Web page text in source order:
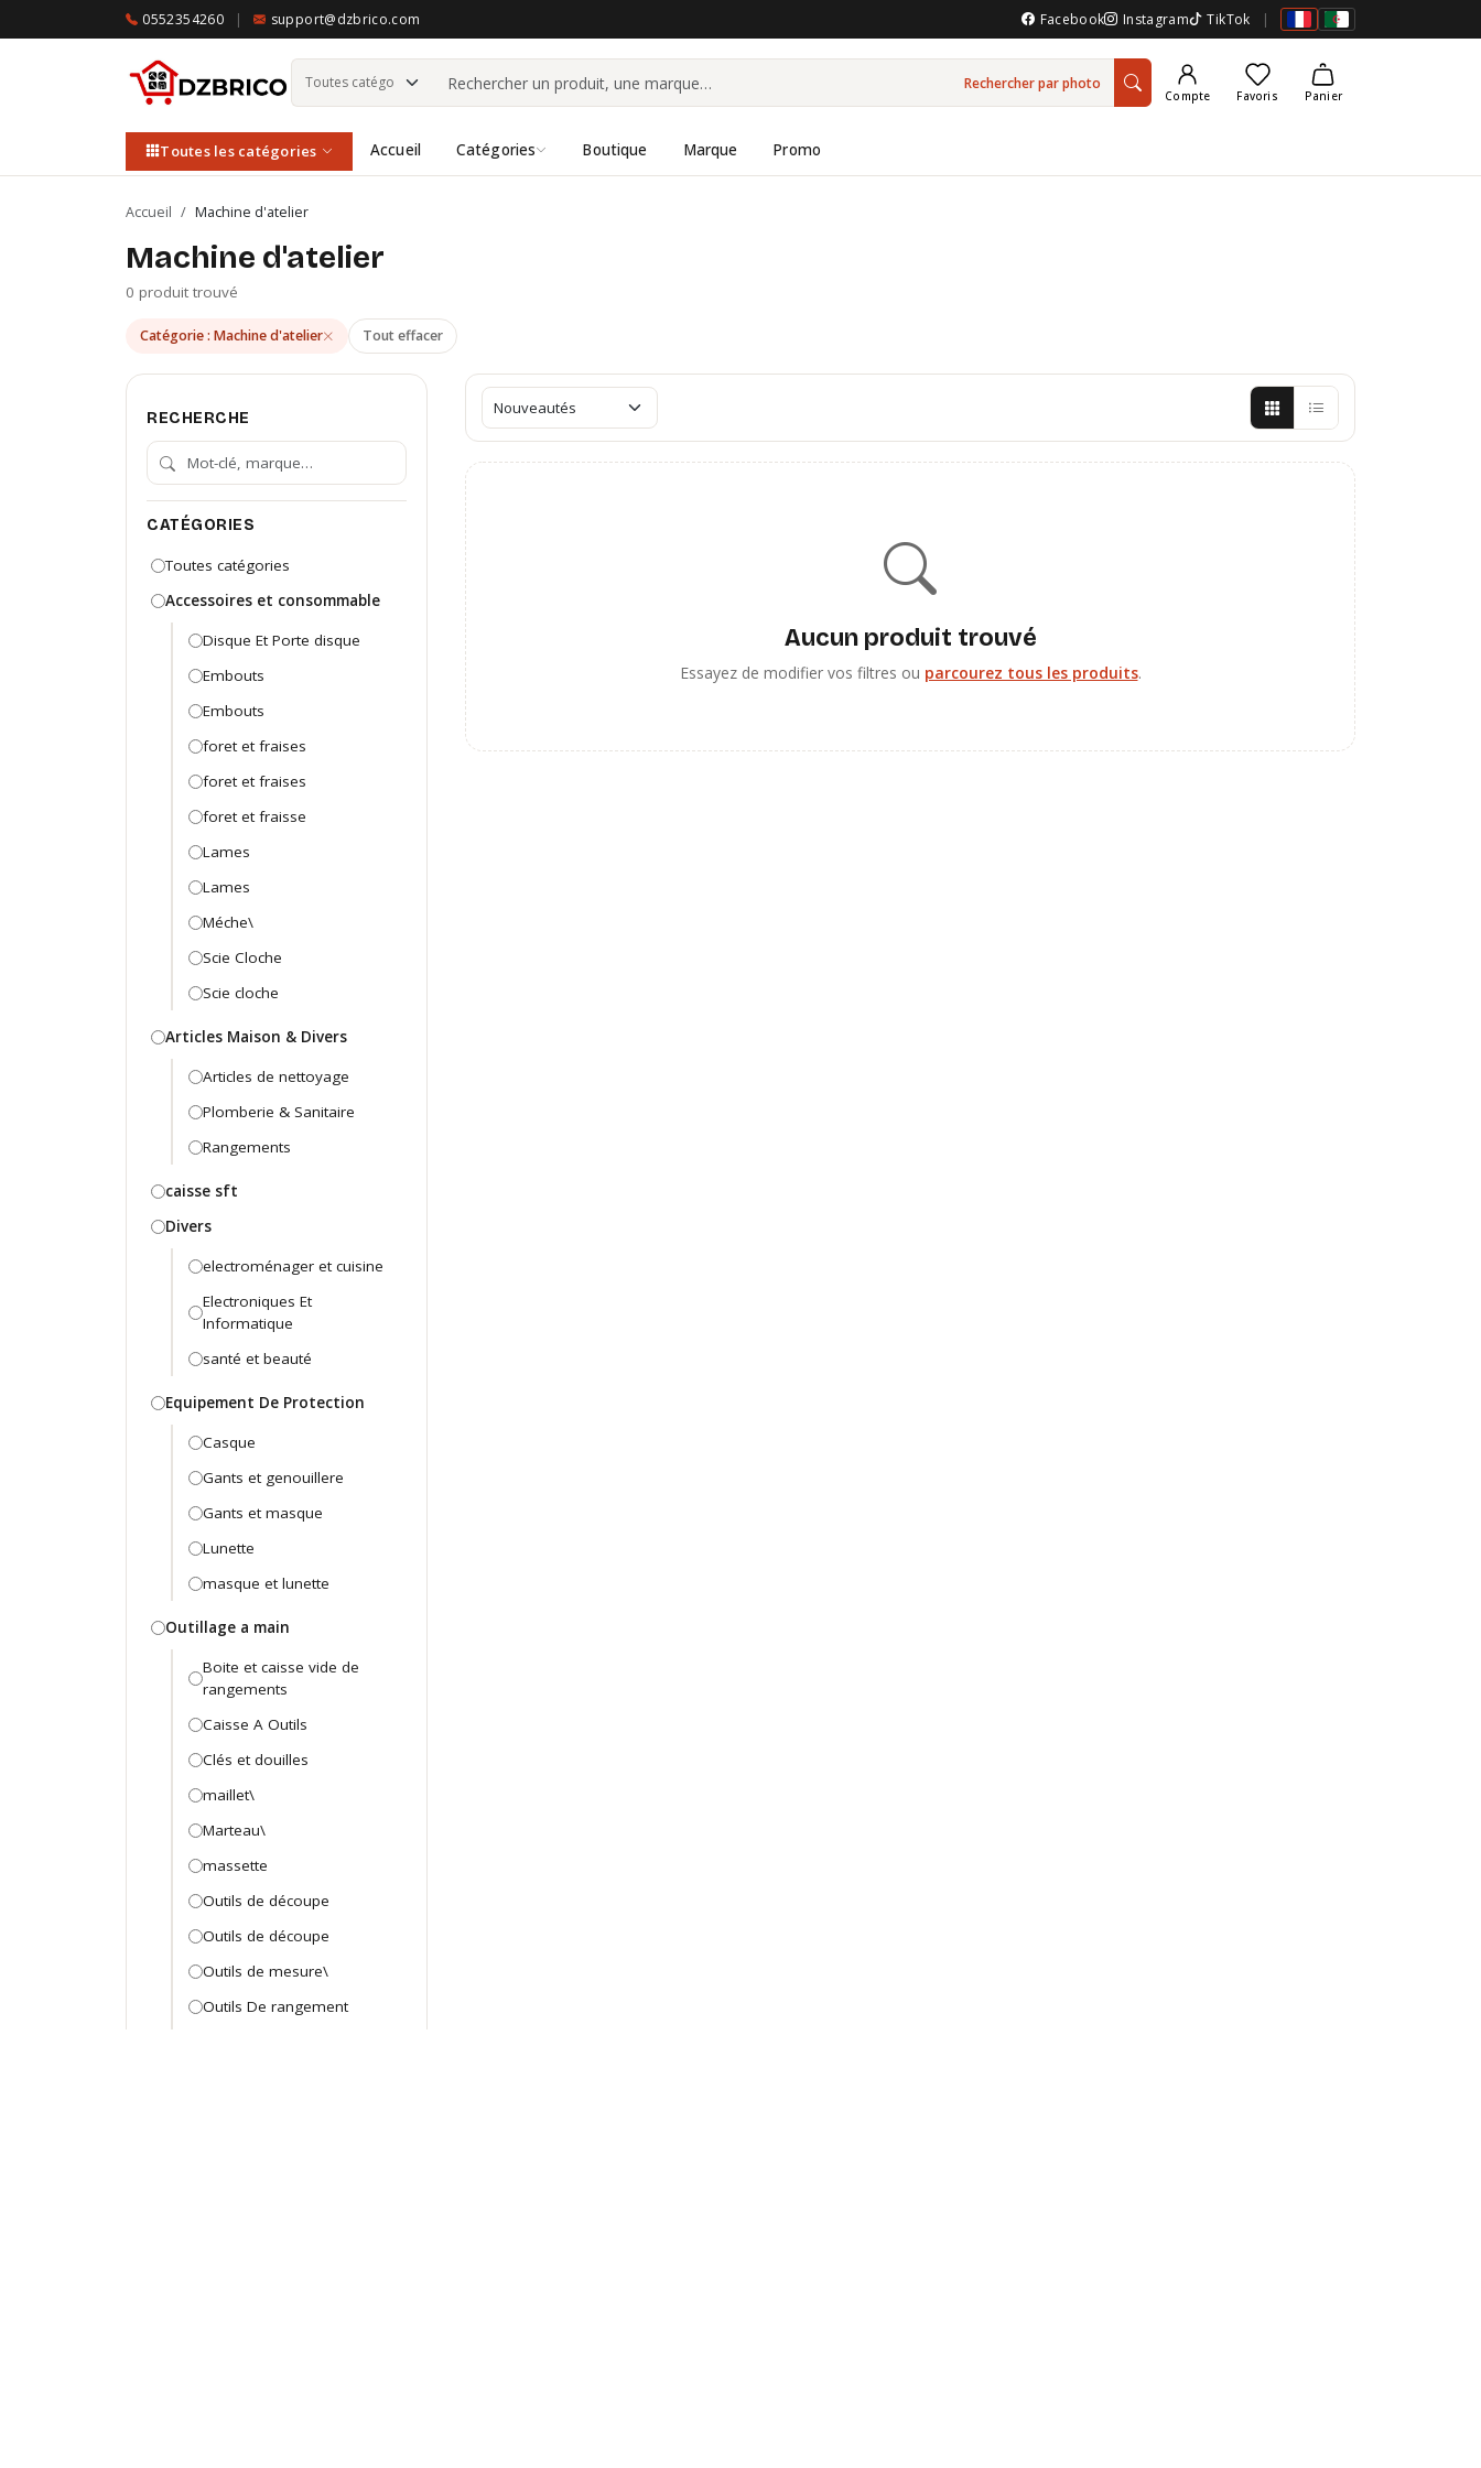
0552354260 | support@dzbrico.com Facebook Instagram TikTok |
Rechercher par photo
Compte Favoris Panier
Toutes les catégories Accueil Catégories Boutique Marque Promo
Accueil / Machine d'atelier
Machine d'atelier
0 produit trouvé
Catégorie : Machine d'atelier Tout effacer
RECHERCHE
CATÉGORIES
Toutes catégories
Accessoires et consommable
Disque Et Porte disque
Embouts
Embouts
foret et fraises
foret et fraises
foret et fraisse
Lames
Lames
Méche\
Scie Cloche
Scie cloche
Articles Maison & Divers
Articles de nettoyage
Plomberie & Sanitaire
Rangements
caisse sft
Divers
electroménager et cuisine
Electroniques Et
Informatique
santé et beauté
Equipement De Protection
Casque
Gants et genouillere
Gants et masque
Lunette
masque et lunette
Outillage a main
Boite et caisse vide de
rangements
Caisse A Outils
Clés et douilles
maillet\
Marteau\
massette
Outils de découpe
Outils de découpe
Outils de mesure\
Outils De rangement
Aucun produit trouvé
Essayez de modifier vos filtres ou parcourez tous les produits.